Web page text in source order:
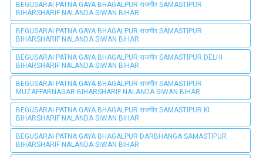
BEGUSARAI PATNA GAYA BHAGALPUR राजगीर SAMASTIPUR
BIHARSHARIF NALANDA SIWAN BIHAR
BEGUSARAI PATNA GAYA BHAGALPUR राजगीर SAMASTIPUR
BIHARSHARIF NALANDA SIWAN BIHAR
BEGUSARAI PATNA GAYA BHAGALPUR राजगीर SAMASTIPUR DELHI
BIHARSHARIF NALANDA SIWAN BIHAR
BEGUSARAI PATNA GAYA BHAGALPUR राजगीर SAMASTIPUR
MUZAFFARNAGAR BIHARSHARIF NALANDA SIWAN BIHAR
BEGUSARAI PATNA GAYA BHAGALPUR राजगीर SAMASTIPUR KI
BIHARSHARIF NALANDA SIWAN BIHAR
BEGUSARAI PATNA GAYA BHAGALPUR DARBHANGA SAMASTIPUR
BIHARSHARIF NALANDA SIWAN BIHAR